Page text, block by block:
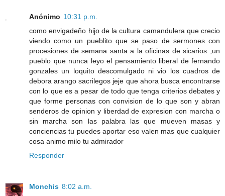
Anónimo 10:31 p.m.
como envigadeño hijo de la cultura camandulera que crecio
viendo como un pueblito que se paso de sermones con
procesiones de semana santa a la oficinas de sicarios ,un
pueblo que nunca leyo el pensamiento liberal de fernando
gonzales un loquito descomulgado ni vio los cuadros de
debora arango sacrilegos jeje que ahora busca encontrarse
con lo que es a pesar de todo que tenga criterios debates y
que forme personas con convision de lo que son y abran
senderos de opinion y liberdad de expresion con marcha o
sin marcha son las palabra las que mueven masas y
conciencias tu puedes aportar eso valen mas que cualquier
cosa animo milo tu admirador
Responder
Monchis 8:02 a.m.